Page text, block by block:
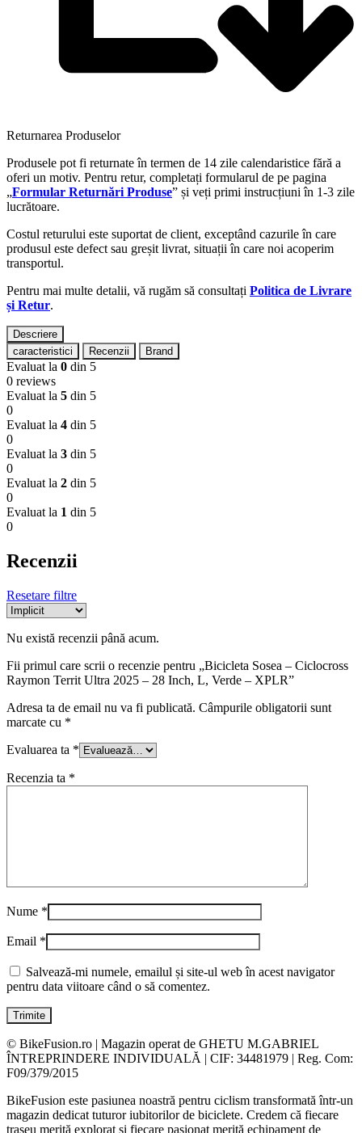
Returnarea Produselor
Produsele pot fi returnate în termen de 14 zile calendaristice fără a
oferi un motiv. Pentru retur, completați formularul de pe pagina
„Formular Returnări Produse” și veți primi instrucțiuni în 1-3 zile
lucrătoare.
Costul returului este suportat de client, exceptând cazurile în care
produsul este defect sau greșit livrat, situații în care noi acoperim
transportul.
Pentru mai multe detalii, vă rugăm să consultați Politica de Livrare
și Retur.
Descriere
caracteristici
Recenzii Brand
Evaluat la 0 din 5
0 reviews
Evaluat la 5 din 5
0
Evaluat la 4 din 5
0
Evaluat la 3 din 5
0
Evaluat la 2 din 5
0
Evaluat la 1 din 5
0
Recenzii
Resetare filtre
Nu există recenzii până acum.
Fii primul care scrii o recenzie pentru „Bicicleta Sosea – Ciclocross
Raymon Territ Ultra 2025 – 28 Inch, L, Verde – XPLR”
Adresa ta de email nu va fi publicată. Câmpurile obligatorii sunt
marcate cu *
Evaluarea ta *
Recenzia ta *
Nume *
Email *
Salvează-mi numele, emailul și site-ul web în acest navigator
pentru data viitoare când o să comentez.
© BikeFusion.ro | Magazin operat de GHETU M.GABRIEL
ÎNTREPRINDERE INDIVIDUALĂ | CIF: 34481979 | Reg. Com:
F09/379/2015
BikeFusion este pasiunea noastră pentru ciclism transformată într-un
magazin dedicat tuturor iubitorilor de biciclete. Credem că fiecare
traseu merită explorat și fiecare pasionat merită echipament de